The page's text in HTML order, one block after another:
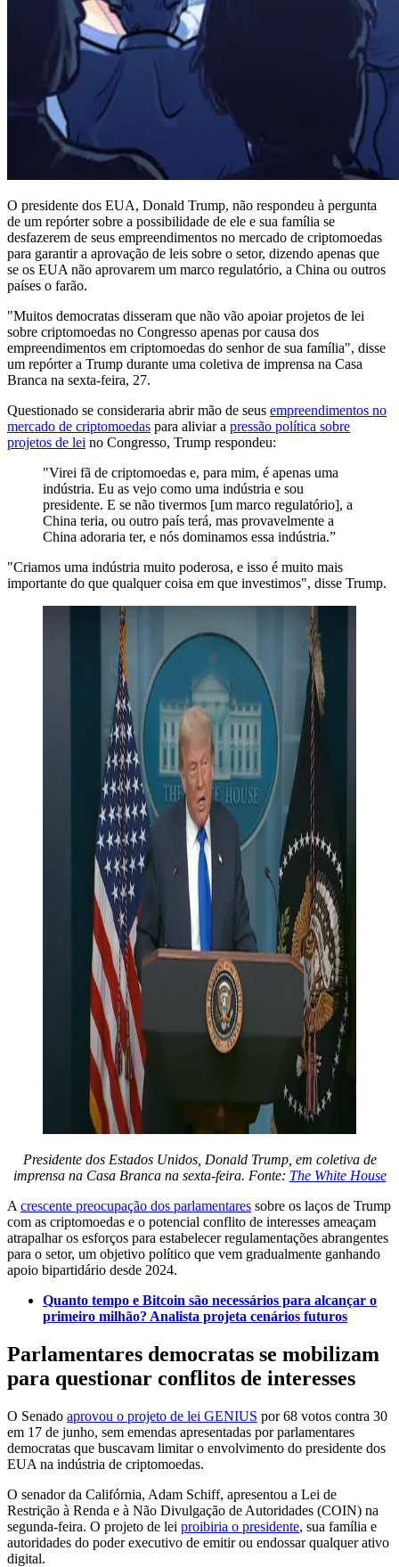
O presidente dos EUA, Donald Trump, não respondeu à pergunta
de um repórter sobre a possibilidade de ele e sua família se
desfazerem de seus empreendimentos no mercado de criptomoedas
para garantir a aprovação de leis sobre o setor, dizendo apenas que
se os EUA não aprovarem um marco regulatório, a China ou outros
países o farão.
"Muitos democratas disseram que não vão apoiar projetos de lei
sobre criptomoedas no Congresso apenas por causa dos
empreendimentos em criptomoedas do senhor de sua família", disse
um repórter a Trump durante uma coletiva de imprensa na Casa
Branca na sexta-feira, 27.
Questionado se consideraria abrir mão de seus empreendimentos no
mercado de criptomoedas para aliviar a pressão política sobre
projetos de lei no Congresso, Trump respondeu:
"Virei fã de criptomoedas e, para mim, é apenas uma
indústria. Eu as vejo como uma indústria e sou
presidente. E se não tivermos [um marco regulatório], a
China teria, ou outro país terá, mas provavelmente a
China adoraria ter, e nós dominamos essa indústria.”
"Criamos uma indústria muito poderosa, e isso é muito mais
importante do que qualquer coisa em que investimos", disse Trump.
Presidente dos Estados Unidos, Donald Trump, em coletiva de
imprensa na Casa Branca na sexta-feira. Fonte: The White House
A crescente preocupação dos parlamentares sobre os laços de Trump
com as criptomoedas e o potencial conflito de interesses ameaçam
atrapalhar os esforços para estabelecer regulamentações abrangentes
para o setor, um objetivo político que vem gradualmente ganhando
apoio bipartidário desde 2024.
Quanto tempo e Bitcoin são necessários para alcançar o
primeiro milhão? Analista projeta cenários futuros
Parlamentares democratas se mobilizam
para questionar conflitos de interesses
O Senado aprovou o projeto de lei GENIUS por 68 votos contra 30
em 17 de junho, sem emendas apresentadas por parlamentares
democratas que buscavam limitar o envolvimento do presidente dos
EUA na indústria de criptomoedas.
O senador da Califórnia, Adam Schiff, apresentou a Lei de
Restrição à Renda e à Não Divulgação de Autoridades (COIN) na
segunda-feira. O projeto de lei proibiria o presidente, sua família e
autoridades do poder executivo de emitir ou endossar qualquer ativo
digital.